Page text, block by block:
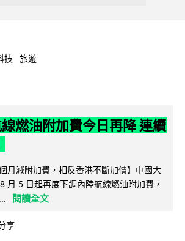
技 旅遊
燃油附加費今日再降 連續
月減附加費，相反香港不斷加價】中國大
月 5 日起再度下調內陸航線燃油附加費，
閱讀全文
享